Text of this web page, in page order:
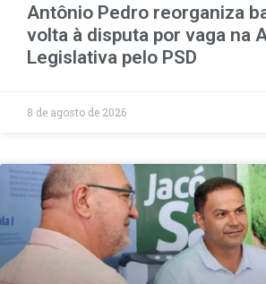
Antônio Pedro reorganiza
volta à disputa por vaga na
Legislativa pelo PSD
8 de agosto de 2026